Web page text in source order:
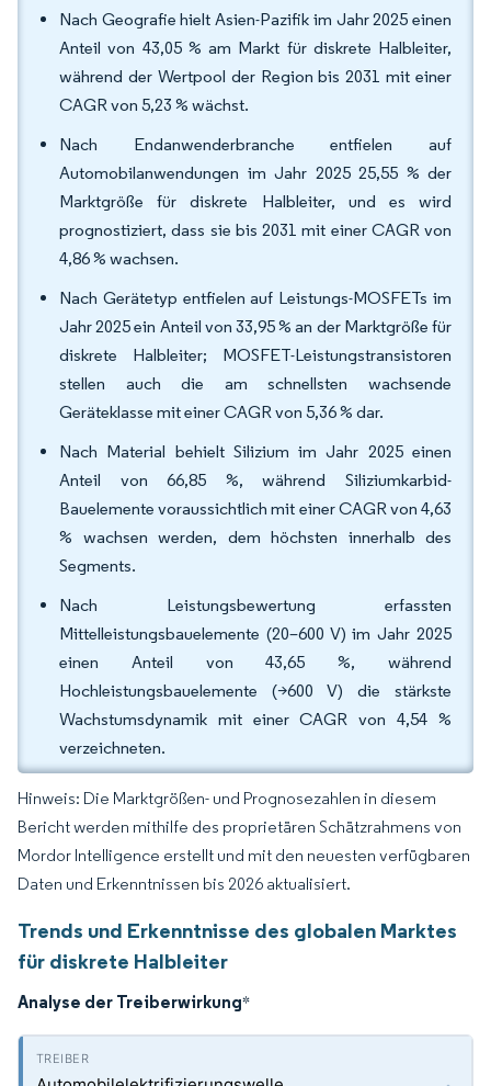
Nach Geografie hielt Asien-Pazifik im Jahr 2025 einen
Anteil von 43,05 % am Markt für diskrete Halbleiter,
während der Wertpool der Region bis 2031 mit einer
CAGR von 5,23 % wächst.
Nach Endanwenderbranche entfielen auf
Automobilanwendungen im Jahr 2025 25,55 % der
Marktgröße für diskrete Halbleiter, und es wird
prognostiziert, dass sie bis 2031 mit einer CAGR von
4,86 % wachsen.
Nach Gerätetyp entfielen auf Leistungs-MOSFETs im
Jahr 2025 ein Anteil von 33,95 % an der Marktgröße für
diskrete Halbleiter; MOSFET-Leistungstransistoren
stellen auch die am schnellsten wachsende
Geräteklasse mit einer CAGR von 5,36 % dar.
Nach Material behielt Silizium im Jahr 2025 einen
Anteil von 66,85 %, während Siliziumkarbid-
Bauelemente voraussichtlich mit einer CAGR von 4,63
% wachsen werden, dem höchsten innerhalb des
Segments.
Nach Leistungsbewertung erfassten
Mittelleistungsbauelemente (20–600 V) im Jahr 2025
einen Anteil von 43,65 %, während
Hochleistungsbauelemente (>600 V) die stärkste
Wachstumsdynamik mit einer CAGR von 4,54 %
verzeichneten.
Hinweis: Die Marktgrößen- und Prognosezahlen in diesem
Bericht werden mithilfe des proprietären Schätzrahmens von
Mordor Intelligence erstellt und mit den neuesten verfügbaren
Daten und Erkenntnissen bis 2026 aktualisiert.
Trends und Erkenntnisse des globalen Marktes
für diskrete Halbleiter
Analyse der Treiberwirkung*